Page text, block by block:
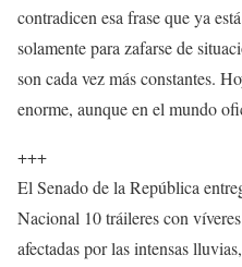
contradicen esa frase que ya
solamente para zafarse de
son cada vez más constantes.
enorme, aunque en el mundo
+++
El Senado de la República
Nacional 10 tráileres con
afectadas por las intensas